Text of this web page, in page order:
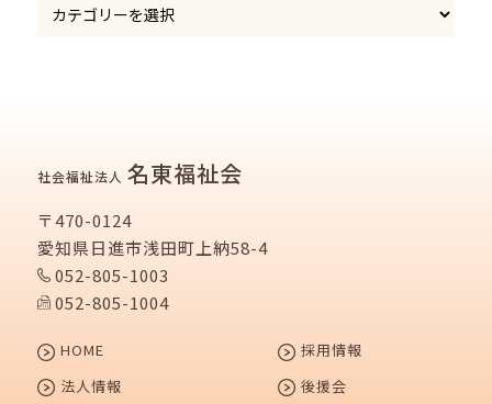
社会福祉法人 名東福祉会
〒470-0124
愛知県日進市浅田町上納58-4
052-805-1003
052-805-1004
HOME
法人情報
採用情報
後援会